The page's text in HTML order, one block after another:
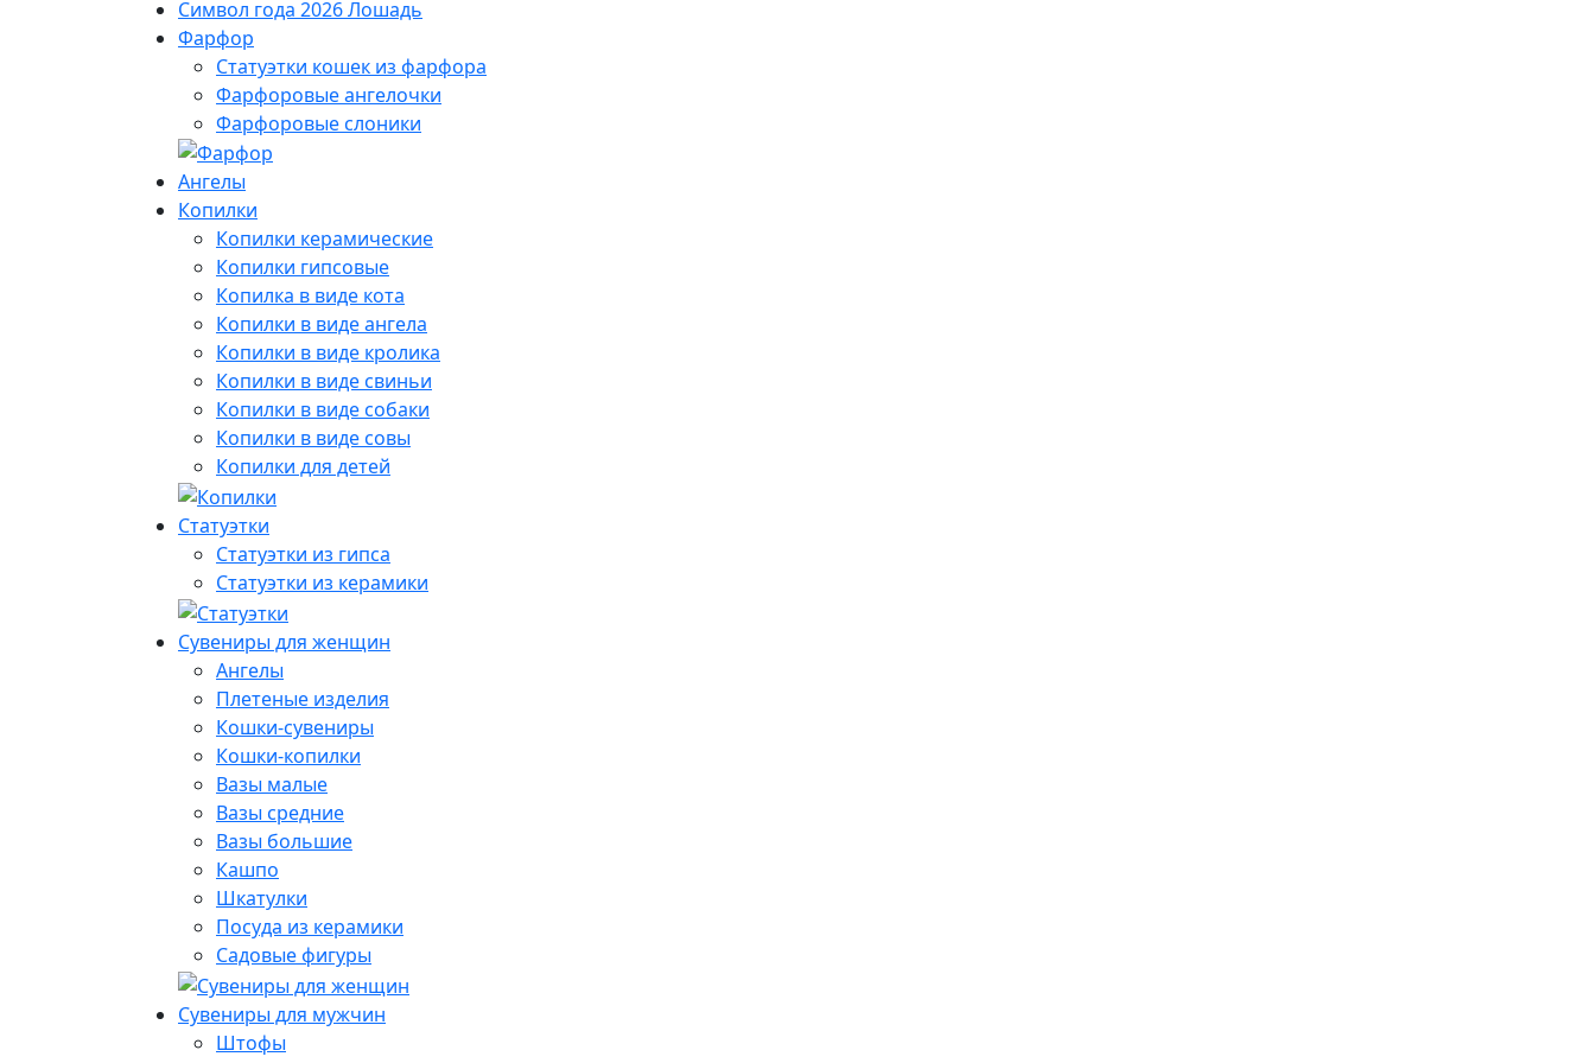
Символ года 2026 Лошадь
Фарфор
Статуэтки кошек из фарфора
Фарфоровые ангелочки
Фарфоровые слоники
Ангелы
Копилки
Копилки керамические
Копилки гипсовые
Копилка в виде кота
Копилки в виде ангела
Копилки в виде кролика
Копилки в виде свиньи
Копилки в виде собаки
Копилки в виде совы
Копилки для детей
Статуэтки
Статуэтки из гипса
Статуэтки из керамики
Сувениры для женщин
Ангелы
Плетеные изделия
Кошки-сувениры
Кошки-копилки
Вазы малые
Вазы средние
Вазы большие
Кашпо
Шкатулки
Посуда из керамики
Садовые фигуры
Сувениры для мужчин
Штофы